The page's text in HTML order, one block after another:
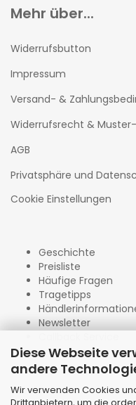
Diese Webseite
andere
Wir verwenden Cookies
Mehr über...
Widerrufsbutton
Impressum
Versand- &
Widerrufsrecht &
AGB
Privatsphäre und
Cookie Einstellungen
Geschichte
Preisliste
Häufige Fragen
Tragetipps
Newsletter